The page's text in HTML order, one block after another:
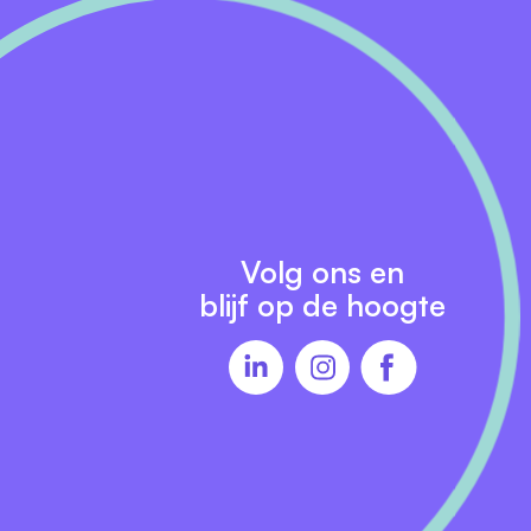
Volg ons en
blijf op de hoogte